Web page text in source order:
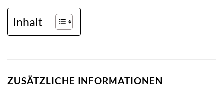
Inhalt
ZUSÄTZLICHE INFORMATIONEN